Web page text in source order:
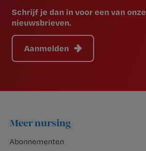
Schrijf je dan in voor een van onze
nieuwsbrieven.
Aanmelden
Footer
Meer nursing
Abonnementen